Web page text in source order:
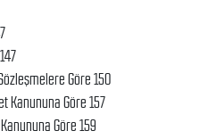
Göre 150
Kanununa Göre 157
Göre 159